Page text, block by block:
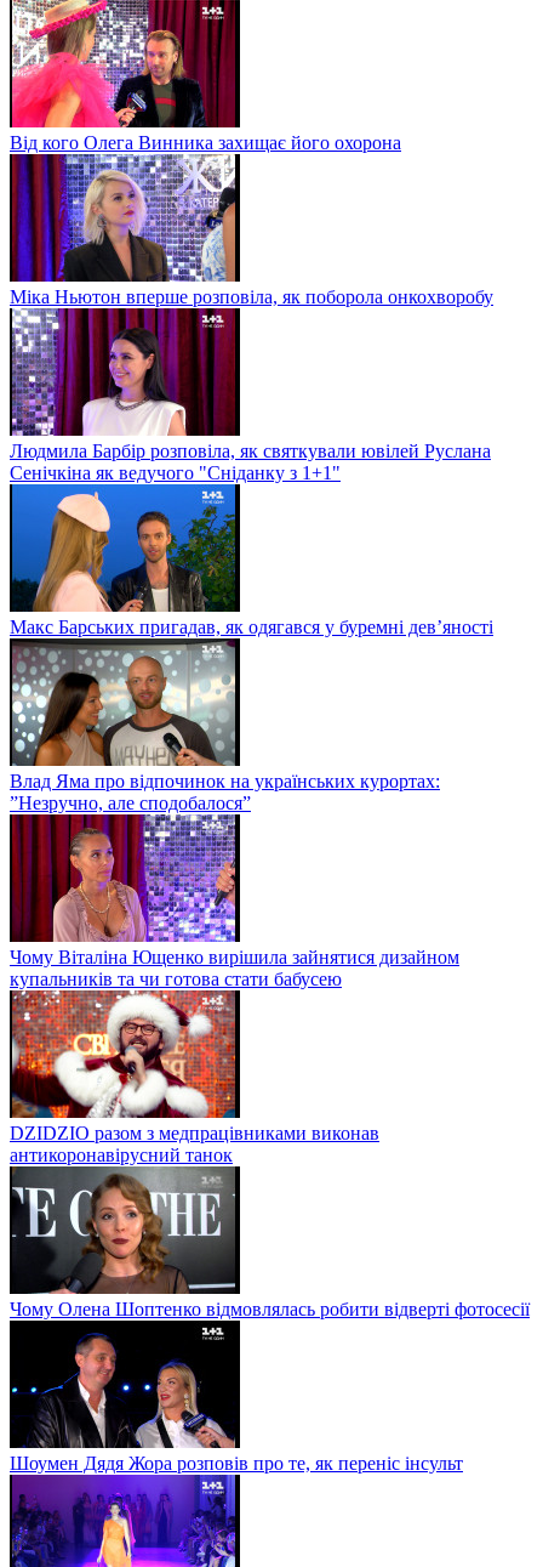
Від кого Олега Винника захищає його охорона
Міка Ньютон вперше розповіла, як поборола онкохворобу
Людмила Барбір розповіла, як святкували ювілей Руслана
Сенічкіна як ведучого "Сніданку з 1+1"
Макс Барських пригадав, як одягався у буремні дев’яності
Влад Яма про відпочинок на українських курортах:
”Незручно, але сподобалося”
Чому Віталіна Ющенко вирішила зайнятися дизайном
купальників та чи готова стати бабусею
DZIDZIO разом з медпрацівниками виконав
антикоронавірусний танок
Чому Олена Шоптенко відмовлялась робити відверті фотосесії
Шоумен Дядя Жора розповів про те, як переніс інсульт